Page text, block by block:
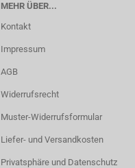
MEHR ÜBER...
Kontakt
Impressum
AGB
Widerrufsrecht
Muster-Widerrufsformular
Liefer- und Versandkosten
Privatsphäre und Datenschutz